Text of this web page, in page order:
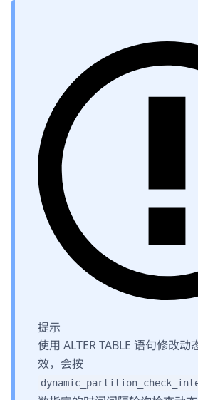
提示
使用 ALTER TABLE 语句修改
效，会按